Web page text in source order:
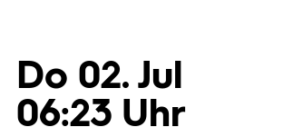
Do 02. Jul
06:23 Uhr